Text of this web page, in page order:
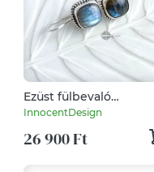
Ezüst fülbevaló
labradorittal
InnocentDesign
26 900 Ft